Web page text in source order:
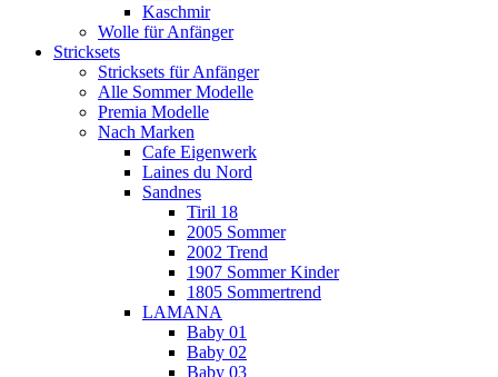
Kaschmir
Wolle für Anfänger
Stricksets
Stricksets für Anfänger
Alle Sommer Modelle
Premia Modelle
Nach Marken
Cafe Eigenwerk
Laines du Nord
Sandnes
Tiril 18
2005 Sommer
2002 Trend
1907 Sommer Kinder
1805 Sommertrend
LAMANA
Baby 01
Baby 02
Baby 03